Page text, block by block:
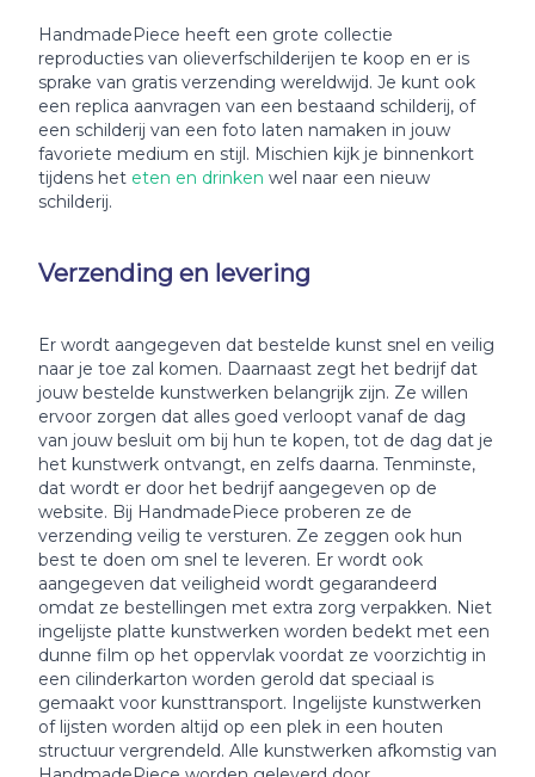
HandmadePiece heeft een grote collectie
reproducties van olieverfschilderijen te koop en er is
sprake van gratis verzending wereldwijd. Je kunt ook
een replica aanvragen van een bestaand schilderij, of
een schilderij van een foto laten namaken in jouw
favoriete medium en stijl. Mischien kijk je binnenkort
tijdens het eten en drinken wel naar een nieuw
schilderij.
Verzending en levering
Er wordt aangegeven dat bestelde kunst snel en veilig
naar je toe zal komen. Daarnaast zegt het bedrijf dat
jouw bestelde kunstwerken belangrijk zijn. Ze willen
ervoor zorgen dat alles goed verloopt vanaf de dag
van jouw besluit om bij hun te kopen, tot de dag dat je
het kunstwerk ontvangt, en zelfs daarna. Tenminste,
dat wordt er door het bedrijf aangegeven op de
website. Bij HandmadePiece proberen ze de
verzending veilig te versturen. Ze zeggen ook hun
best te doen om snel te leveren. Er wordt ook
aangegeven dat veiligheid wordt gegarandeerd
omdat ze bestellingen met extra zorg verpakken. Niet
ingelijste platte kunstwerken worden bedekt met een
dunne film op het oppervlak voordat ze voorzichtig in
een cilinderkarton worden gerold dat speciaal is
gemaakt voor kunsttransport. Ingelijste kunstwerken
of lijsten worden altijd op een plek in een houten
structuur vergrendeld. Alle kunstwerken afkomstig van